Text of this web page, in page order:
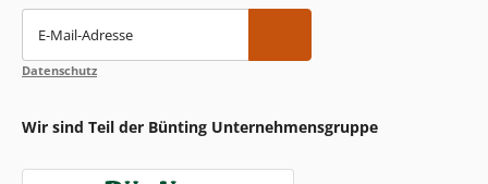
E-Mail-Adresse
Datenschutz
Wir sind Teil der Bünting Unternehmensgruppe